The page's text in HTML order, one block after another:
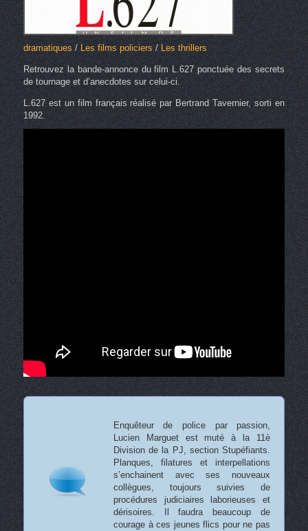
dramatiques/Les films policiers / Les thrillers
Retrouvez la bande-annonce du film L.627 ponctuée des secrets
de tournage et d’anecdotes sur celui-ci.
L.627 est un film français réalisé par Bertrand Tavernier, sorti en
1992.
Enquêteur de police par passion,
Lucien Marguet est muté à la 11è
Division de la PJ, section Stupéfiants.
Planques, filatures et interpellations
s’enchainent avec ses nouveaux
collègues, toujours suivies de
procédures judiciaires laborieuses et
dérisoires. Il faudra beaucoup de
courage à ces jeunes flics pour ne pas